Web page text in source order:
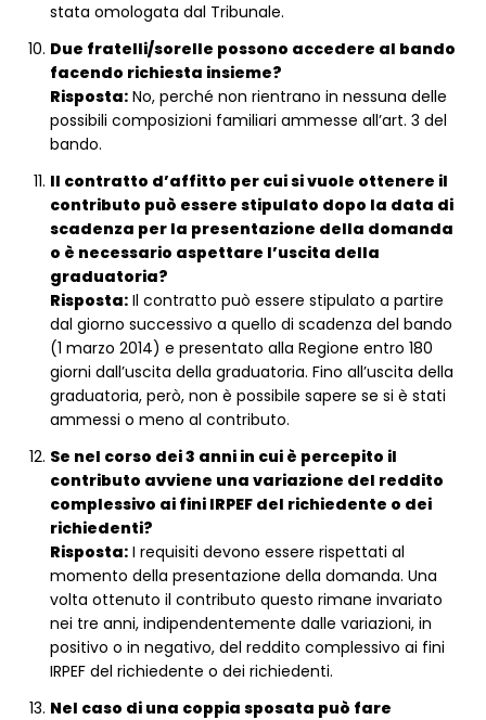
stata omologata dal Tribunale.
Due fratelli/sorelle possono accedere al bando
facendo richiesta insieme?
Risposta: No, perché non rientrano in nessuna delle
possibili composizioni familiari ammesse all’art. 3 del
bando.
Il contratto d’affitto per cui si vuole ottenere il
contributo può essere stipulato dopo la data di
scadenza per la presentazione della domanda
o è necessario aspettare l’uscita della
graduatoria?
Risposta: Il contratto può essere stipulato a partire
dal giorno successivo a quello di scadenza del bando
(1 marzo 2014) e presentato alla Regione entro 180
giorni dall’uscita della graduatoria. Fino all’uscita della
graduatoria, però, non è possibile sapere se si è stati
ammessi o meno al contributo.
Se nel corso dei 3 anni in cui è percepito il
contributo avviene una variazione del reddito
complessivo ai fini IRPEF del richiedente o dei
richiedenti?
Risposta: I requisiti devono essere rispettati al
momento della presentazione della domanda. Una
volta ottenuto il contributo questo rimane invariato
nei tre anni, indipendentemente dalle variazioni, in
positivo o in negativo, del reddito complessivo ai fini
IRPEF del richiedente o dei richiedenti.
Nel caso di una coppia sposata può fare